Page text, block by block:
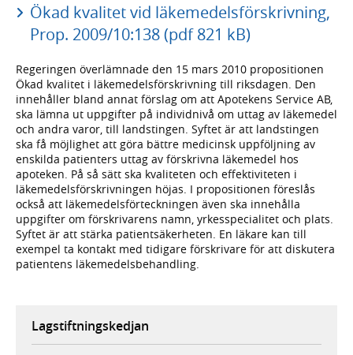
Ökad kvalitet vid läkemedelsförskrivning,
Prop. 2009/10:138 (pdf 821 kB)
Regeringen överlämnade den 15 mars 2010 propositionen
Ökad kvalitet i läkemedelsförskrivning till riksdagen. Den
innehåller bland annat förslag om att Apotekens Service AB,
ska lämna ut uppgifter på individnivå om uttag av läkemedel
och andra varor, till landstingen. Syftet är att landstingen
ska få möjlighet att göra bättre medicinsk uppföljning av
enskilda patienters uttag av förskrivna läkemedel hos
apoteken. På så sätt ska kvaliteten och effektiviteten i
läkemedelsförskrivningen höjas. I propositionen föreslås
också att läkemedelsförteckningen även ska innehålla
uppgifter om förskrivarens namn, yrkesspecialitet och plats.
Syftet är att stärka patientsäkerheten. En läkare kan till
exempel ta kontakt med tidigare förskrivare för att diskutera
patientens läkemedelsbehandling.
Lagstiftningskedjan